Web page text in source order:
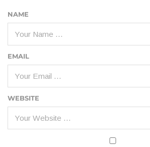
NAME
EMAIL
WEBSITE